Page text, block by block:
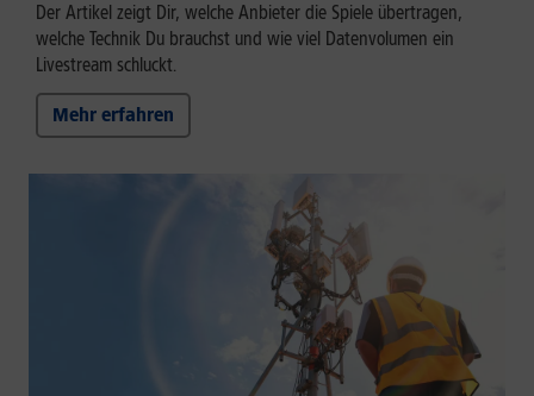
Der Artikel zeigt Dir, welche Anbieter die Spiele übertragen,
welche Technik Du brauchst und wie viel Datenvolumen ein
Livestream schluckt.
Mehr erfahren